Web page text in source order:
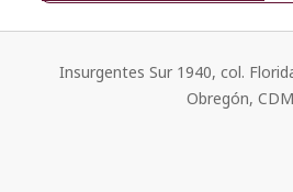
Insurgentes Sur 1940, col.
Obregón,